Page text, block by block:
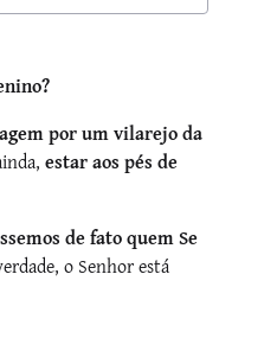
por um vilarejo da
estar aos pés de
de fato quem Se
o Senhor está